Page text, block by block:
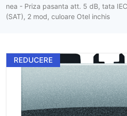
nea - Priza pasanta att. 5 dB, tata
(SAT), 2 mod, culoare Otel inchis
REDUCERE